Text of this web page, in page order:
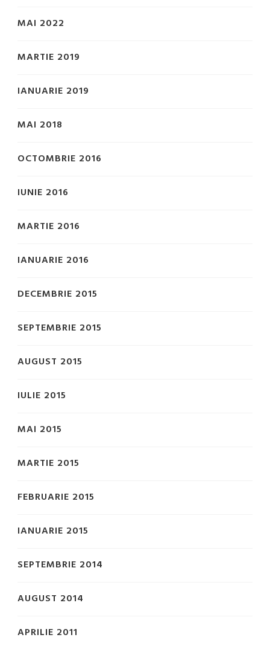
MAI 2022
MARTIE 2019
IANUARIE 2019
MAI 2018
OCTOMBRIE 2016
IUNIE 2016
MARTIE 2016
IANUARIE 2016
DECEMBRIE 2015
SEPTEMBRIE 2015
AUGUST 2015
IULIE 2015
MAI 2015
MARTIE 2015
FEBRUARIE 2015
IANUARIE 2015
SEPTEMBRIE 2014
AUGUST 2014
APRILIE 2011